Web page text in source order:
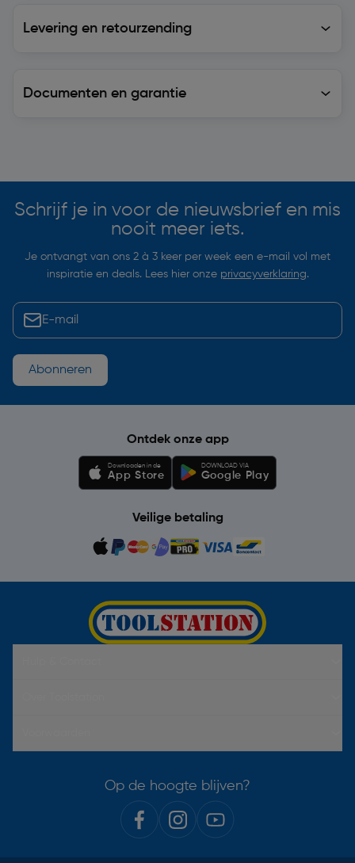
Levering en retourzending
Documenten en garantie
Schrijf je in voor de nieuwsbrief en mis
nooit meer iets.
Je ontvangt van ons 2 à 3 keer per week een e-mail vol met
inspiratie en deals. Lees hier onze privacyverklaring.
Abonneren
Ontdek onze app
Downloaden in de
App Store
DOWNLOAD VIA
Google Play
Veilige betaling
Op de hoogte blijven?